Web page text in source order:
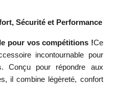
Sécurité et Performance
pour vos compétitions !Ce
incontournable pour
Conçu pour répondre aux
il combine légèreté, confort